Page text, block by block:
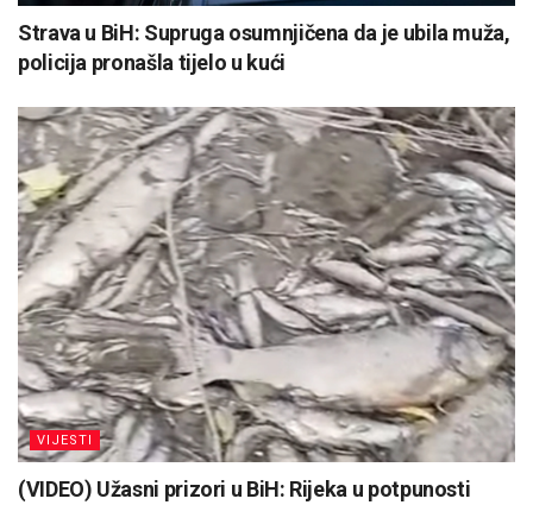
Strava u BiH: Supruga osumnjičena da je ubila muža,
policija pronašla tijelo u kući
VIJESTI
(VIDEO) Užasni prizori u BiH: Rijeka u potpunosti